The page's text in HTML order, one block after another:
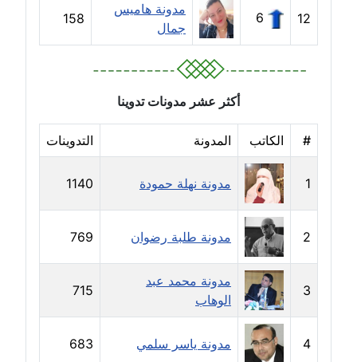
مدونة رشيد سبابو
مدونة رفعت عراقي
مدونة رهام معلا
عاملة
مدونة ريهام الخميسي
عاملة
مدونة زينات مطاوع
عاملة
مدونة زينب ابو الفضل
عاملة
12
6
مدونة هاميس
جمال
158
أكثر عشر مدونات تدوينا
# الكاتب المدونة التدوينات
1 مدونة نهلة حمودة 1140
2 مدونة طلبة رضوان 769
3
مدونة محمد عبد
الوهاب
715
4 مدونة ياسر سلمي 683